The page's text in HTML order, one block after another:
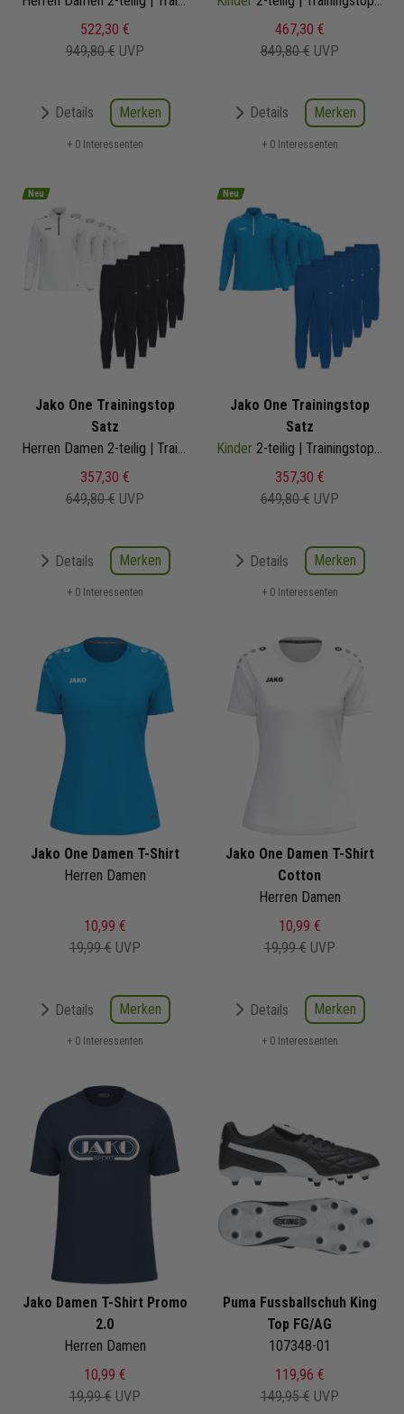
522,30 €
949,80 € UVP
Details Merken
+ 0 Interessenten
467,30 €
849,80 € UVP
Details Merken
+ 0 Interessenten
Neu
Jako One Trainingstop
Satz
Herren Damen 2-teilig | Trainingstop Trainingshose Light
357,30 €
649,80 € UVP
Details Merken
+ 0 Interessenten
Neu
Jako One Trainingstop
Satz
Kinder 2-teilig | Trainingstop Trainingshose
357,30 €
649,80 € UVP
Details Merken
+ 0 Interessenten
Jako One Damen T-Shirt
Herren Damen
10,99 €
19,99 € UVP
Details Merken
+ 0 Interessenten
Jako One Damen T-Shirt
Cotton
Herren Damen
10,99 €
19,99 € UVP
Details Merken
+ 0 Interessenten
Jako Damen T-Shirt Promo
2.0
Herren Damen
10,99 €
19,99 € UVP
Puma Fussballschuh King
Top FG/AG
107348-01
119,96 €
149,95 € UVP